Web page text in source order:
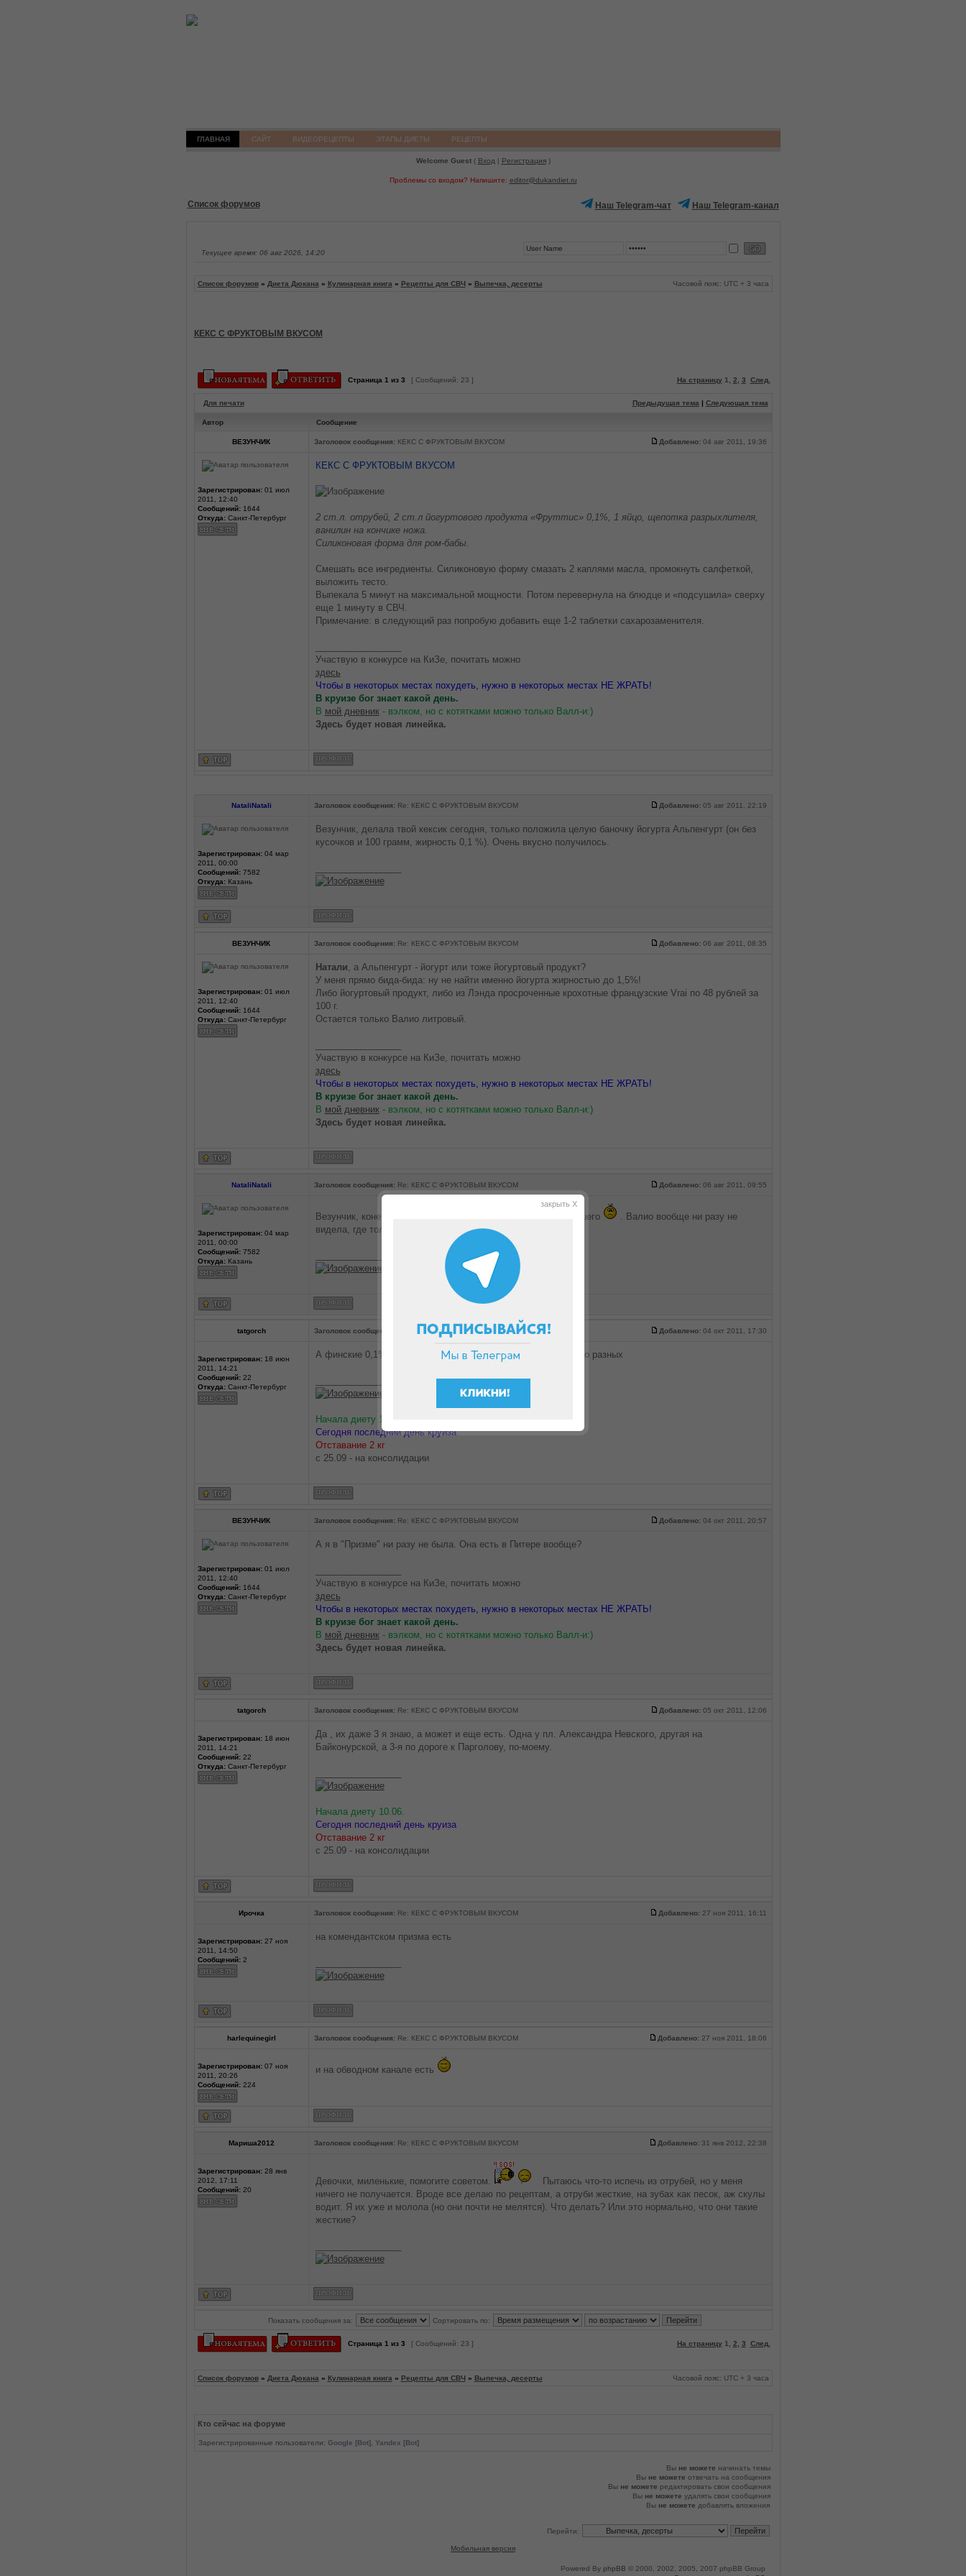
ГЛАВНАЯ САЙТ ВИДЕОРЕЦЕПТЫ ЭТАПЫ ДИЕТЫ РЕЦЕПТЫ
Welcome Guest( Вход | Регистрация)
Проблемы со входом? Напишите: editor@dukandiet.ru
Список форумов Наш Telegram-чат Наш Telegram-канал
Текущее время: 06 авг 2026, 14:20
Список форумов» Диета Дюкана » Кулинарная книга » Рецепты для СВЧ» Выпечка, десерты Часовой пояс: UTC + 3 часа
КЕКС С ФРУКТОВЫМ ВКУСОМ
Страница 1 из 3 [ Сообщений: 23 ] На страницу 1 2 3 След.
Для печати Предыдущая тема | Следующая тема
Автор Сообщение
ВЕЗУНЧИК Заголовок сообщения:КЕКС С ФРУКТОВЫМ ВКУСОМ Добавлено:04 авг 2011, 19:36
Зарегистрирован:01 июл
2011, 12:40
Сообщений:1644
Откуда:Санкт-Петербург
КЕКС С ФРУКТОВЫМ ВКУСОМ
2 ст.л. отрубей, 2 ст.л йогуртового продукта «Фруттис» 0,1%, 1 яйцо, щепотка разрыхлителя,
ванилин на кончике ножа.
Силиконовая форма для ром-бабы.
Смешать все ингредиенты. Силиконовую форму смазать 2 каплями масла, промокнуть салфеткой,
выложить тесто.
Выпекала 5 минут на максимальной мощности. Потом перевернула на блюдце и «подсушила» сверху
еще 1 минуту в СВЧ.
Примечание: в следующий раз попробую добавить еще 1-2 таблетки сахарозаменителя.
Участвую в конкурсе на КиЗе, почитать можно
здесь
Чтобы в некоторых местах похудеть, нужно в некоторых местах НЕ ЖРАТЬ!
В круизе бог знает какой день.
В мой дневник- вэлком, но с котятками можно только Валл-и:)
Здесь будет новая линейка.
NataliNatali Заголовок сообщения: Re: КЕКС С ФРУКТОВЫМ ВКУСОМ Добавлено: 05 авг 2011, 22:19
Зарегистрирован:04 мар
2011, 00:00
Сообщений:7582
Откуда:Казань
Везунчик, делала твой кексик сегодня, только положила целую баночку йогурта Альпенгурт (он без
кусочков и 100 грамм, жирность 0,1 %). Очень вкусно получилось.
ВЕЗУНЧИК Заголовок сообщения:Re: КЕКС С ФРУКТОВЫМ ВКУСОМ Добавлено:06 авг 2011, 08:35
Зарегистрирован:01 июл
2011, 12:40
Сообщений:1644
Откуда:Санкт-Петербург
Натали, а Альпенгурт - йогурт или тоже йогуртовый продукт?
У меня прямо бида-бида: ну не найти именно йогурта жирностью до 1,5%!
Либо йогуртовый продукт, либо из Лэнда просроченные крохотные французские Vrai по 48 рублей за
100 г.
Остается только Валио литровый.
Участвую в конкурсе на КиЗе, почитать можно
здесь
Чтобы в некоторых местах похудеть, нужно в некоторых местах НЕ ЖРАТЬ!
В круизе бог знает какой день.
В мой дневник- вэлком, но с котятками можно только Валл-и:)
Здесь будет новая линейка.
NataliNatali Заголовок сообщения: Re: КЕКС С ФРУКТОВЫМ ВКУСОМ Добавлено: 06 авг 2011, 09:55
Зарегистрирован:04 мар
2011, 00:00
Сообщений:7582
Откуда:Казань
Везунчик, конечно продукт, но выбор у нас намного хуже вашего
. Валио вообще ни разу не
видела, где только не искала.
tatgorch Заголовок сообщения: Re: КЕКС С ФРУКТОВЫМ ВКУСОМ Добавлено:04 окт 2011, 17:30
Зарегистрирован:18 июн
2011, 14:21
Сообщений:22
Откуда:Санкт-Петербург
А финские 0,1% из "Призмы" не пробовали - там их несколько разных
Начала диету 10.06.
Сегодня последний день круиза
Отставание 2 кг
c 25.09 - на консолидации
ВЕЗУНЧИК Заголовок сообщения: Re: КЕКС С ФРУКТОВЫМ ВКУСОМ Добавлено: 04 окт 2011, 20:57
Зарегистрирован:01 июл
2011, 12:40
Сообщений:1644
Откуда:Санкт-Петербург
А я в "Призме" ни разу не была. Она есть в Питере вообще?
Участвую в конкурсе на КиЗе, почитать можно
здесь
Чтобы в некоторых местах похудеть, нужно в некоторых местах НЕ ЖРАТЬ!
В круизе бог знает какой день.
В мой дневник- вэлком, но с котятками можно только Валл-и:)
Здесь будет новая линейка.
tatgorch Заголовок сообщения:Re: КЕКС С ФРУКТОВЫМ ВКУСОМ Добавлено:05 окт 2011, 12:06
Зарегистрирован:18 июн
2011, 14:21
Сообщений:22
Откуда:Санкт-Петербург
Да , их даже 3 я знаю, а может и еще есть. Одна у пл. Александра Невского, другая на
Байконурской, а 3-я по дороге к Парголову, по-моему.
Начала диету 10.06.
Сегодня последний день круиза
Отставание 2 кг
c 25.09 - на консолидации
Ирочка Заголовок сообщения: Re: КЕКС С ФРУКТОВЫМ ВКУСОМ Добавлено: 27 ноя 2011, 16:11
Зарегистрирован:27 ноя
2011, 14:50
Сообщений:2
на комендантском призма есть
harlequinegirl Заголовок сообщения:Re: КЕКС С ФРУКТОВЫМ ВКУСОМ Добавлено:27 ноя 2011, 18:06
Зарегистрирован:07 ноя
2011, 20:26
Сообщений:224
и на обводном канале есть
Мариша2012 Заголовок сообщения: Re: КЕКС С ФРУКТОВЫМ ВКУСОМ Добавлено: 31 янв 2012, 22:38
Зарегистрирован:28 янв
2012, 17:11
Сообщений:20
Девочки, миленькие, помогите советом.
Пытаюсь что-то испечь из отрубей, но у меня
ничего не получается. Вроде все делаю по рецептам, а отруби жесткие, на зубах как песок, аж скулы
водит. Я их уже и молола (но они почти не мелятся). Что делать? Или это нормально, что они такие
жесткие?
Показать сообщения за: Сортировать по:
Страница 1 из 3 [ Сообщений: 23 ] На страницу 1 2 3 След.
Список форумов» Диета Дюкана » Кулинарная книга » Рецепты для СВЧ» Выпечка, десерты Часовой пояс: UTC + 3 часа
Кто сейчас на форуме
Зарегистрированные пользователи: Google [Bot], Yandex [Bot]
Вы не можете начинать темы
Вы не можете отвечать на сообщения
Вы не можете редактировать свои сообщения
Вы не можете удалять свои сообщения
Вы не можете добавлять вложения
Перейти:
Мобильная версия
Powered By phpBB © 2000, 2002, 2005, 2007 phpBB Group
закрыть X